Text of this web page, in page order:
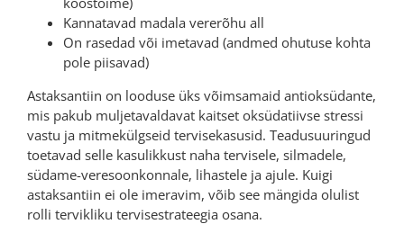
Kannatavad madala vererõhu all
On rasedad või imetavad (andmed ohutuse kohta
pole piisavad)
Astaksantiin on looduse üks võimsamaid antioksüdante,
mis pakub muljetavaldavat kaitset oksüdatiivse stressi
vastu ja mitmekülgseid tervisekasusid. Teadusuuringud
toetavad selle kasulikkust naha tervisele, silmadele,
südame-veresoonkonnale, lihastele ja ajule. Kuigi
astaksantiin ei ole imeravim, võib see mängida olulist
rolli tervikliku tervisestrateegia osana.